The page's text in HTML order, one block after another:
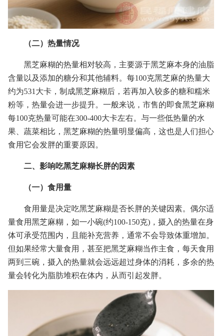
（二）热量情况
黑芝麻糊的热量相对较高，主要源于黑芝麻本身的油脂
含量以及添加的糖分和其他辅料。每100克黑芝麻的热量大
约为531大卡，制成黑芝麻糊后，若再加入较多的糖和糯米
粉等，热量会进一步提升。一般来说，市售的即食黑芝麻糊
每100克热量可能在300-400大卡左右。与一些低热量的水
果、蔬菜相比，黑芝麻糊的热量明显偏高，这也是人们担心
食用它会发胖的重要原因。
二、影响吃黑芝麻糊长胖的因素
（一）食用量
食用量是决定吃黑芝麻糊是否长胖的关键因素。偶尔适
量食用黑芝麻糊，如一小碗(约100-150克)，摄入的热量在身
体可承受范围内，且能补充营养，通常不会导致体重增加。
但如果经常大量食用，甚至把黑芝麻糊当作主食，每天食用
两到三碗，摄入的热量就会远远超过身体的消耗，多余的热
量会转化为脂肪堆积在体内，从而引起发胖。